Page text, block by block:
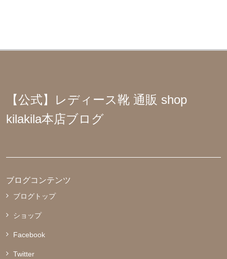
【公式】レディース靴 通販 shop
kilakila本店ブログ
ブログコンテンツ
ブログトップ
ショップ
Facebook
Twitter